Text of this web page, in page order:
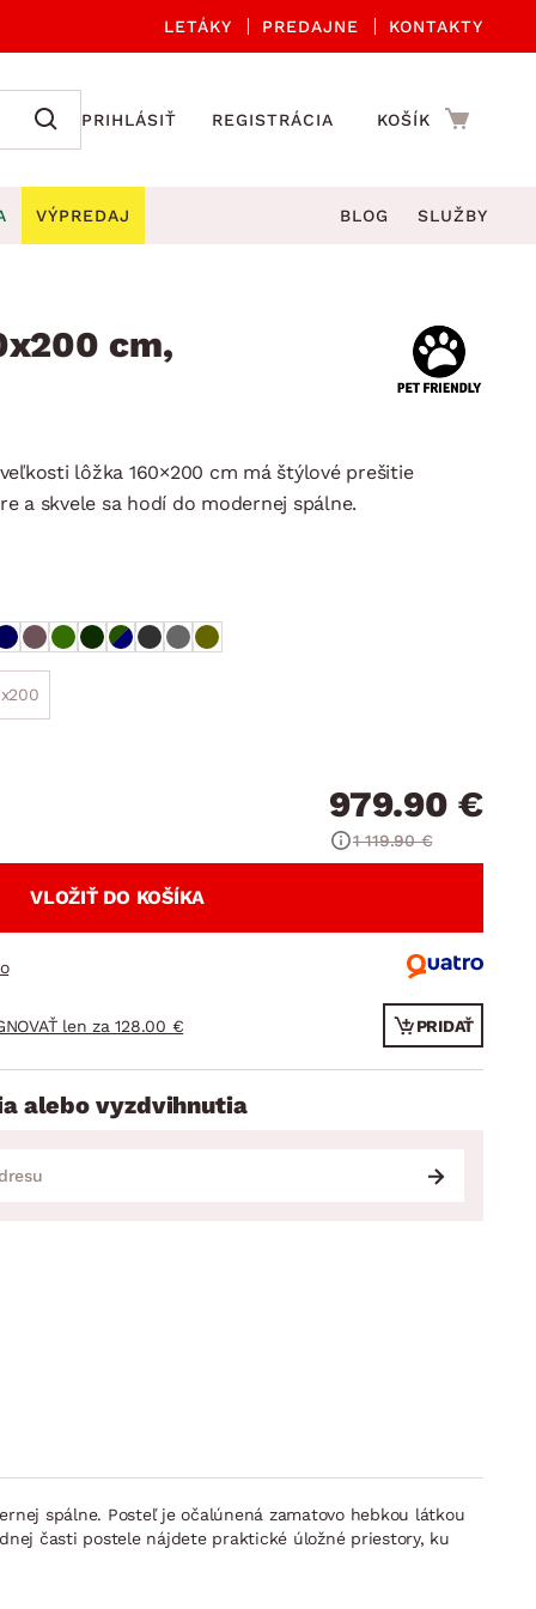
LETÁKY PREDAJNE KONTAKTY
PRIHLÁSIŤ REGISTRÁCIA KOŠÍK
Zobrazit vše
stoličky a kreslá
hojdačky
lehátka
VÝPREDAJ BLOG SLUŽBY
cm,
lôžka 160×200 cm má štýlové prešitie
a skvele sa hodí do modernej spálne.
979.90 €
1 119.90 €
VLOŽIŤ DO KOŠÍKA
len za 128.00 € PRIDAŤ
alebo vyzdvihnutia
spálne. Posteľ je očalúnená zamatovo hebkou látkou
časti postele nájdete praktické úložné priestory, ku